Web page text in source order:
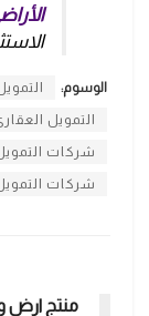
الوسوم:
التمويل
شركات
شركات
منتج ارض